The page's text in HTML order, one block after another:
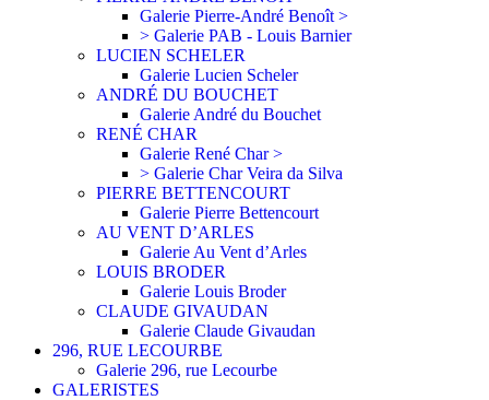
Galerie Pierre-André Benoît >
> Galerie PAB - Louis Barnier
LUCIEN SCHELER
Galerie Lucien Scheler
ANDRÉ DU BOUCHET
Galerie André du Bouchet
RENÉ CHAR
Galerie René Char >
> Galerie Char Veira da Silva
PIERRE BETTENCOURT
Galerie Pierre Bettencourt
AU VENT D’ARLES
Galerie Au Vent d’Arles
LOUIS BRODER
Galerie Louis Broder
CLAUDE GIVAUDAN
Galerie Claude Givaudan
296, RUE LECOURBE
Galerie 296, rue Lecourbe
GALERISTES